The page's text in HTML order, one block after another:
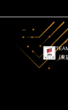
（